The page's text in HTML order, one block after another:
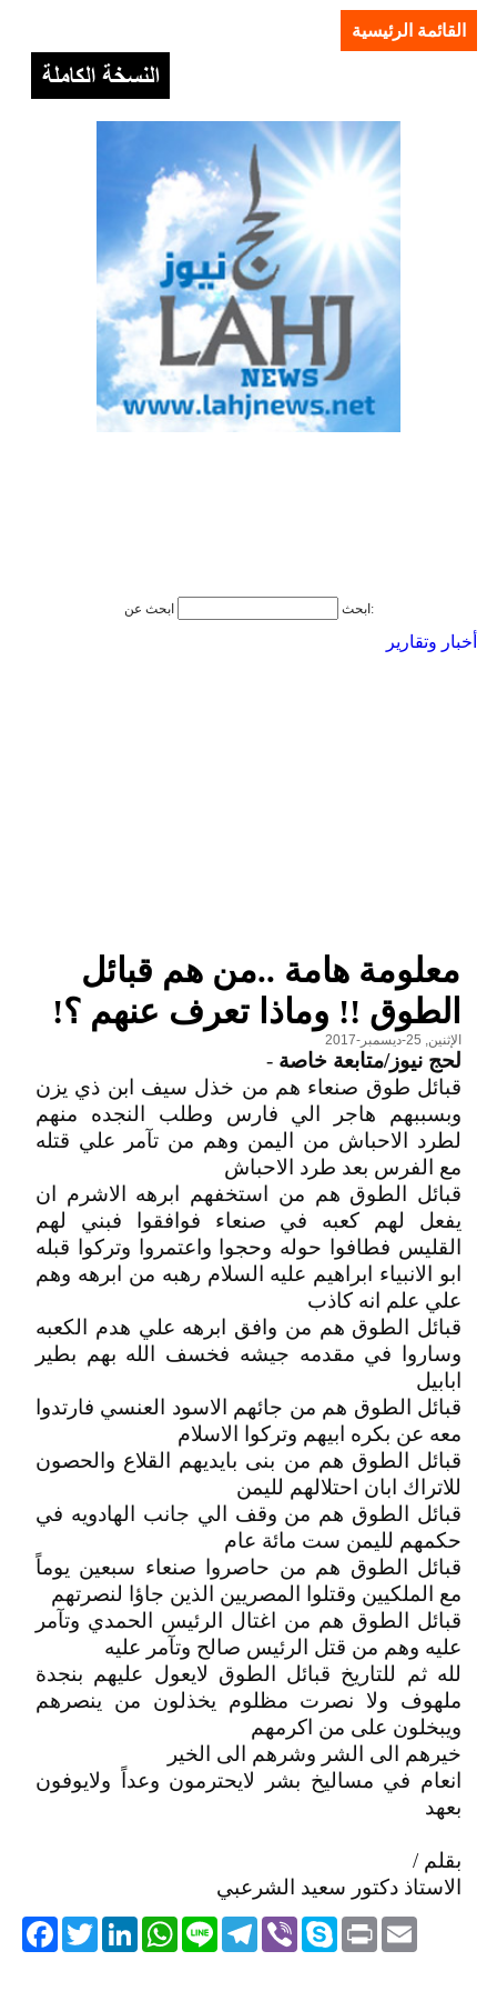
القائمة الرئيسية
ابحث ابحث عن:
أخبار وتقارير
معلومة هامة ..من هم قبائل
الطوق !! وماذا تعرف عنهم ؟!
الإثنين, 25-ديسمبر-2017
لحج نيوز/متابعة خاصة -
قبائل طوق صنعاء هم من خذل سيف ابن ذي يزن
وبسببهم هاجر الي فارس وطلب النجده منهم
لطرد الاحباش من اليمن وهم من تآمر علي قتله
مع الفرس بعد طرد الاحباش
قبائل الطوق هم من استخفهم ابرهه الاشرم ان
يفعل لهم كعبه في صنعاء فوافقوا فبني لهم
القليس فطافوا حوله وحجوا واعتمروا وتركوا قبله
ابو الانبياء ابراهيم عليه السلام رهبه من ابرهه وهم
علي علم انه كاذب
قبائل الطوق هم من وافق ابرهه علي هدم الكعبه
وساروا في مقدمه جيشه فخسف الله بهم بطير
ابابيل
قبائل الطوق هم من جائهم الاسود العنسي فارتدوا
معه عن بكره ابيهم وتركوا الاسلام
قبائل الطوق هم من بنى بايديهم القلاع والحصون
للاتراك ابان احتلالهم لليمن
قبائل الطوق هم من وقف الي جانب الهادويه في
حكمهم لليمن ست مائة عام
قبائل الطوق هم من حاصروا صنعاء سبعين يوماً
مع الملكيين وقتلوا المصريين الذين جاؤا لنصرتهم
قبائل الطوق هم من اغتال الرئيس الحمدي وتآمر
عليه وهم من قتل الرئيس صالح وتآمر عليه
لله ثم للتاريخ قبائل الطوق لايعول عليهم بنجدة
ملهوف ولا نصرت مظلوم يخذلون من ينصرهم
ويبخلون على من اكرمهم
خيرهم الى الشر وشرهم الى الخير
انعام في مساليخ بشر لايحترمون وعداً ولايوفون
بعهد
بقلم /
الاستاذ دكتور سعيد الشرعبي
TwitterLinkedIn
WhatsApp Line
Telegram ViberSkype PrintEmail